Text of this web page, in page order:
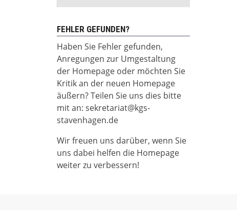
FEHLER GEFUNDEN?
Haben Sie Fehler gefunden,
Anregungen zur Umgestaltung
der Homepage oder möchten Sie
Kritik an der neuen Homepage
äußern? Teilen Sie uns dies bitte
mit an: sekretariat@kgs-
stavenhagen.de
Wir freuen uns darüber, wenn Sie
uns dabei helfen die Homepage
weiter zu verbessern!